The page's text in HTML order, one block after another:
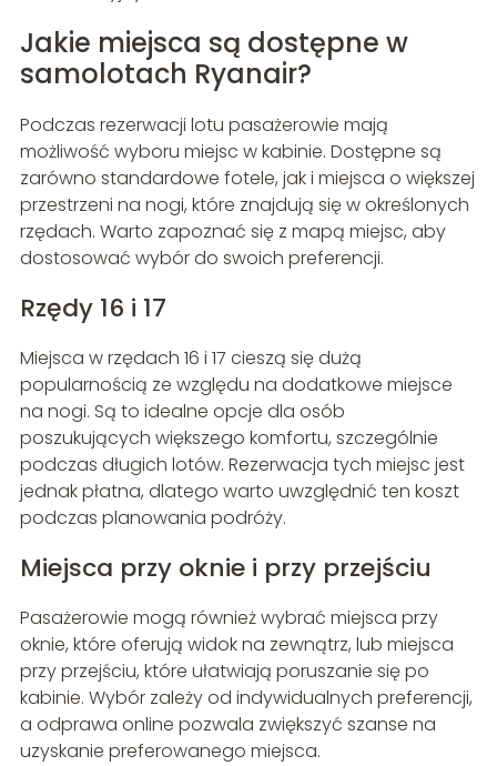
Jakie miejsca są dostępne w
samolotach Ryanair?
Podczas rezerwacji lotu pasażerowie mają
możliwość wyboru miejsc w kabinie. Dostępne są
zarówno standardowe fotele, jak i miejsca o większej
przestrzeni na nogi, które znajdują się w określonych
rzędach. Warto zapoznać się z mapą miejsc, aby
dostosować wybór do swoich preferencji.
Rzędy 16 i 17
Miejsca w rzędach 16 i 17 cieszą się dużą
popularnością ze względu na dodatkowe miejsce
na nogi. Są to idealne opcje dla osób
poszukujących większego komfortu, szczególnie
podczas długich lotów. Rezerwacja tych miejsc jest
jednak płatna, dlatego warto uwzględnić ten koszt
podczas planowania podróży.
Miejsca przy oknie i przy przejściu
Pasażerowie mogą również wybrać miejsca przy
oknie, które oferują widok na zewnątrz, lub miejsca
przy przejściu, które ułatwiają poruszanie się po
kabinie. Wybór zależy od indywidualnych preferencji,
a odprawa online pozwala zwiększyć szanse na
uzyskanie preferowanego miejsca.